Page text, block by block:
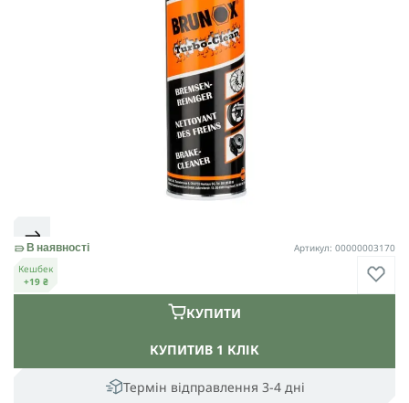
Термін відправлення 3-4 дні
КУПИТИВ 1 КЛІК
КУПИТИ
В наявності
Артикул: 00000003170
Кешбек
+19 ₴